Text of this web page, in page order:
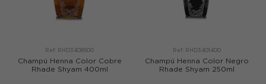
Ref: RHD3408500
Champú Henna Color Cobre
Rhade Shyam 400ml
Ref: RHD3401400
Champú Henna Color Negro
Rhade Shyam 250ml